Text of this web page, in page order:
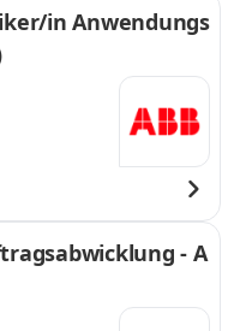
in Anwendungs
- A